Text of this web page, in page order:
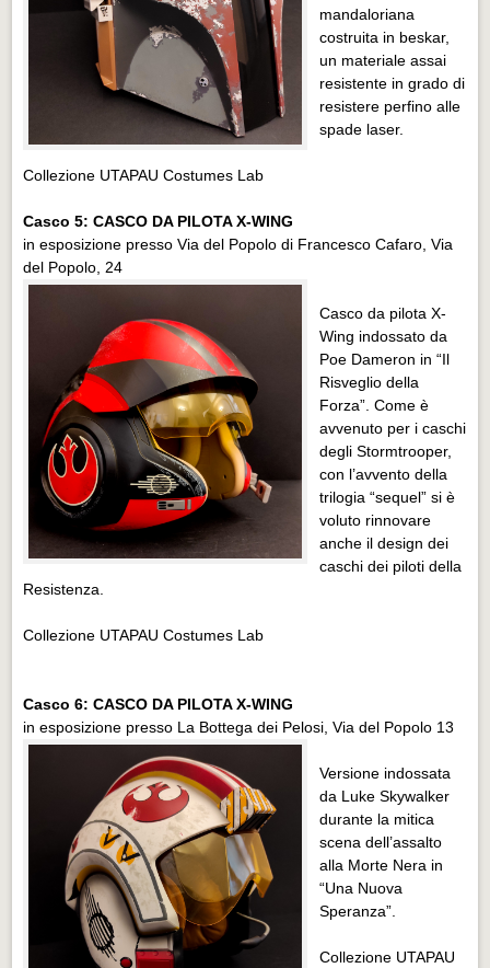
mandaloriana
costruita in beskar,
un materiale assai
resistente in grado di
resistere perfino alle
spade laser.
Collezione UTAPAU Costumes Lab
Casco 5: CASCO DA PILOTA X-WING
in esposizione presso Via del Popolo di Francesco Cafaro, Via
del Popolo, 24
Casco da pilota X-
Wing indossato da
Poe Dameron in “Il
Risveglio della
Forza”. Come è
avvenuto per i caschi
degli Stormtrooper,
con l’avvento della
trilogia “sequel” si è
voluto rinnovare
anche il design dei
caschi dei piloti della
Resistenza.
Collezione UTAPAU Costumes Lab
Casco 6: CASCO DA PILOTA X-WING
in esposizione presso La Bottega dei Pelosi, Via del Popolo 13
Versione indossata
da Luke Skywalker
durante la mitica
scena dell’assalto
alla Morte Nera in
“Una Nuova
Speranza”.
Collezione UTAPAU